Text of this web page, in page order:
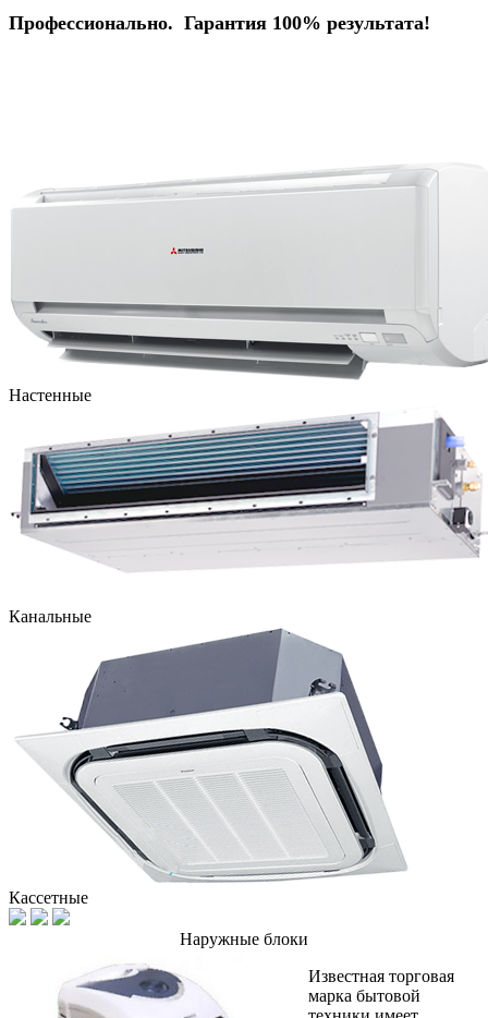
Профессионально. Гарантия 100% результата!
Настенные
Канальные
Кассетные
Наружные блоки
Известная торговая
марка бытовой